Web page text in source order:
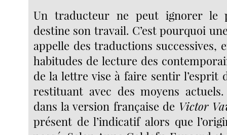
Un traducteur ne peut ignorer le
destine son travail. C’est pourquoi
appelle des traductions successives,
habitudes de lecture des
de la lettre vise à faire sentir l’esprit
restituant avec des moyens actuels.
dans la version française de Victor
présent de l’indicatif alors que